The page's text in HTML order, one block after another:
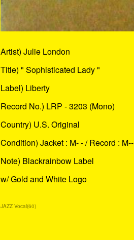
Artist) Julie London
Title) " Sophisticated Lady "
Label) Liberty
Record No.) LRP - 3203 (Mono)
Country) U.S. Original
Condition) Jacket : M- - / Record : M--
Note) Blackrainbow Label
w/ Gold and White Logo
JAZZ Vocal(60)